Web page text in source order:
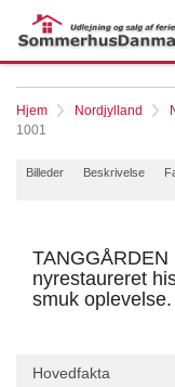
Hjem Nordjylland
1001
Billeder Beskrivelse
nyrestaureret
smuk
Hovedfakta